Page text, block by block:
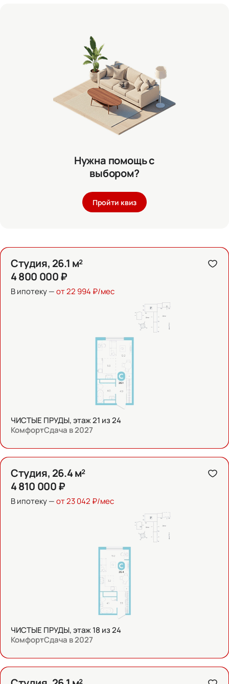
Студия, 26.1 м²
4 800 000 ₽
В ипотеку —от 22 994 ₽/мес
ЧИСТЫЕ ПРУДЫ, этаж 21 из 24
КомфортСдача в 2027
Студия, 26.4 м²
4 810 000 ₽
В ипотеку —от 23 042 ₽/мес
ЧИСТЫЕ ПРУДЫ, этаж 18 из 24
КомфортСдача в 2027
Нужна помощь с
выбором?
Пройти квиз